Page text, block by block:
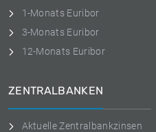
1-Monats Euribor
3-Monats Euribor
12-Monats Euribor
ZENTRALBANKEN
Aktuelle Zentralbankzinsen